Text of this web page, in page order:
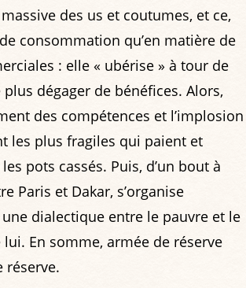
des us et coutumes, et ce,
consommation qu’en matière de
: elle « ubérise » à tour de
dégager de bénéfices. Alors,
des compétences et l’implosion
les plus fragiles qui paient et
pots cassés. Puis, d’un bout à
Paris et Dakar, s’organise
dialectique entre le pauvre et le
En somme, armée de réserve
réserve.